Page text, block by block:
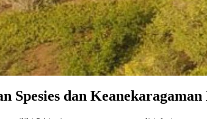
Spesies dan